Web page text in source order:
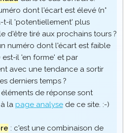
dont l'écart est élevé (n°
t-il 'potentiellement' plus
d'être tiré aux prochains tours ?
numéro dont l'écart est faible
est-il 'en forme' et par
avec une tendance a sortir
derniers temps ?
de réponse sont
la page analysede ce site. :-)
: c'est une combinaison de